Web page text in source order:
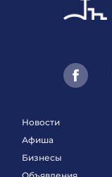
Новости
Афиша
Бизнесы